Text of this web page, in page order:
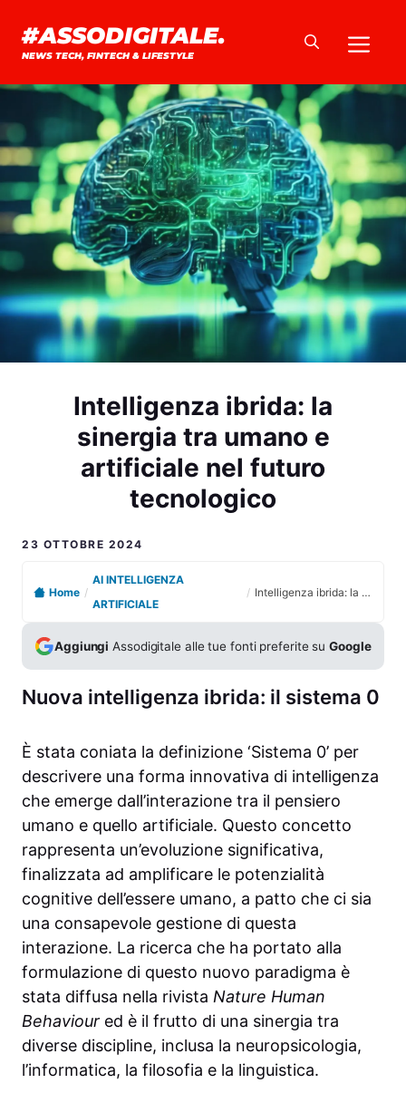
contenuto
#ASSODIGITALE.
NEWS TECH, FINTECH & LIFESTYLE
Intelligenza ibrida: la
sinergia tra umano e
artificiale nel futuro
tecnologico
23 OTTOBRE 2024
Home /
AI INTELLIGENZA
ARTIFICIALE
/ Intelligenza ibrida: la sinergia tra umano e artificiale nel futuro tecnologico
Aggiungi Assodigitale alle tue fonti preferite suGoogle
Nuova intelligenza ibrida: il sistema 0
È stata coniata la definizione ‘Sistema 0’ per
descrivere una forma innovativa di intelligenza
che emerge dall’interazione tra il pensiero
umano e quello artificiale. Questo concetto
rappresenta un’evoluzione significativa,
finalizzata ad amplificare le potenzialità
cognitive dell’essere umano, a patto che ci sia
una consapevole gestione di questa
interazione. La ricerca che ha portato alla
formulazione di questo nuovo paradigma è
stata diffusa nella rivista Nature Human
Behaviour ed è il frutto di una sinergia tra
diverse discipline, inclusa la neuropsicologia,
l’informatica, la filosofia e la linguistica.